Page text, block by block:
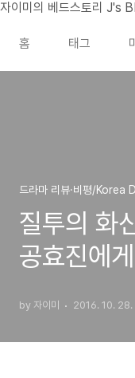
본문 바로가기
자이미의 베드스토리 J's
홈 태그
드라마 리뷰·비평/Korea
질투의 화
공효진에
by 자이미 2016. 10. 28.